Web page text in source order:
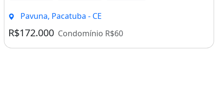
Pavuna, Pacatuba - CE
R$172.000 Condomínio R$60